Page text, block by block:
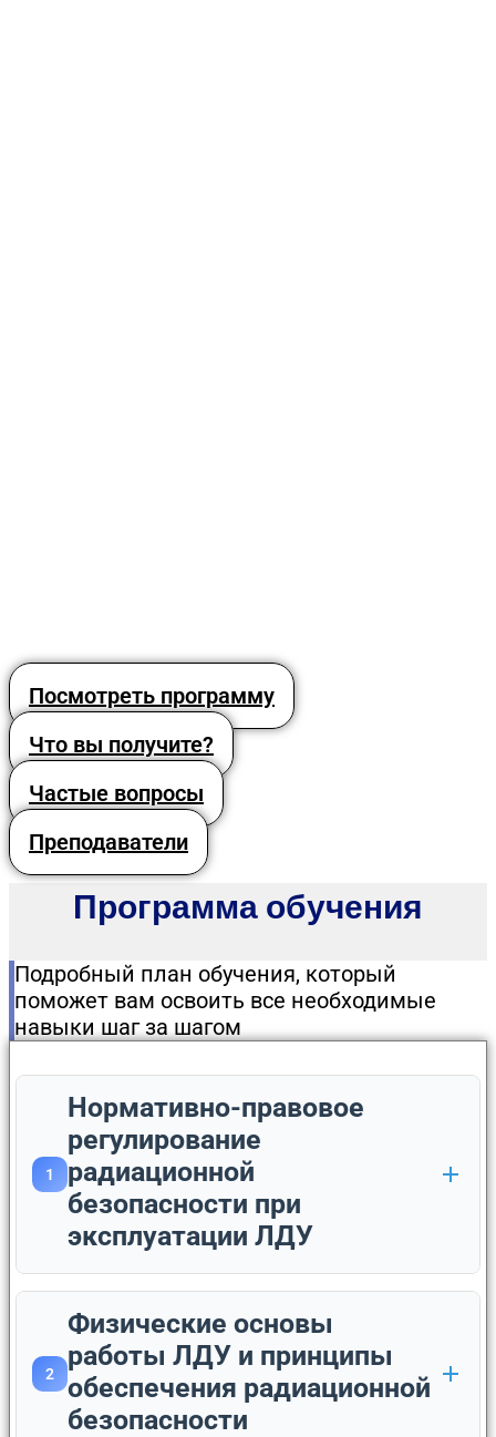
Посмотреть программу
Что вы получите?
Частые вопросы
Преподаватели
Программа обучения
Подробный план обучения, который
поможет вам освоить все необходимые
навыки шаг за шагом
1
Нормативно-правовое
регулирование
радиационной
безопасности при
эксплуатации ЛДУ
2
Физические основы
работы ЛДУ и принципы
обеспечения радиационной
безопасности